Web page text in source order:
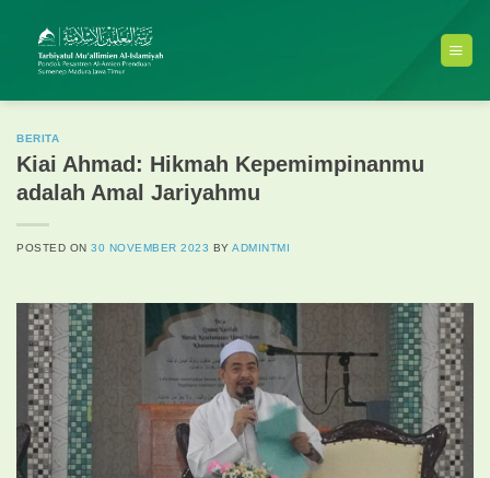
content
BERITA
Kiai Ahmad: Hikmah Kepemimpinanmu
adalah Amal Jariyahmu
POSTED ON30 NOVEMBER 2023 BYADMINTMI